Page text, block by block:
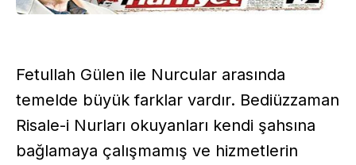
Fetullah Gülen ile Nurcular arasında
temelde büyük farklar vardır. Bediüzzaman
Risale-i Nurları okuyanları kendi şahsına
bağlamaya çalışmamış ve hizmetlerin